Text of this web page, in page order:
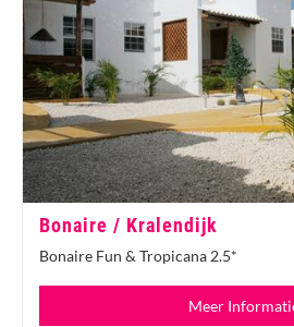
Bonaire / Kralendijk
Bonaire Fun & Tropicana 2.5*
Meer